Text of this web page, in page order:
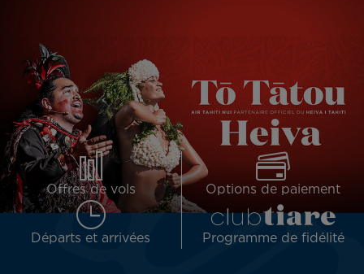
Offres de vols Options de paiement
Départs et arrivées Programme de fidélité